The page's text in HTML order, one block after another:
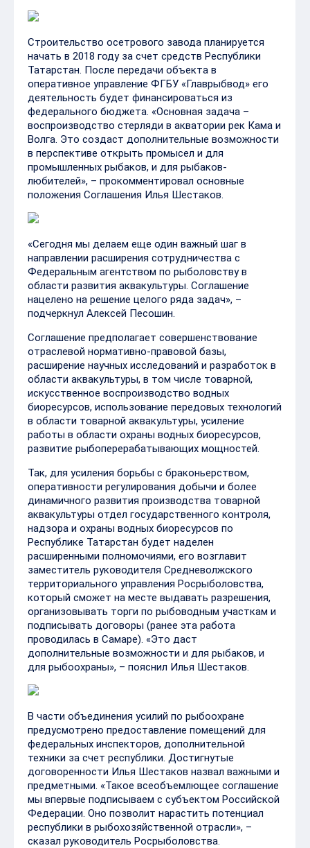
Строительство осетрового завода планируется
начать в 2018 году за счет средств Республики
Татарстан. После передачи объекта в
оперативное управление ФГБУ «Главрыбвод» его
деятельность будет финансироваться из
федерального бюджета. «Основная задача –
воспроизводство стерляди в акватории рек Кама и
Волга. Это создаст дополнительные возможности
в перспективе открыть промысел и для
промышленных рыбаков, и для рыбаков-
любителей», – прокомментировал основные
положения Соглашения Илья Шестаков.
«Сегодня мы делаем еще один важный шаг в
направлении расширения сотрудничества с
Федеральным агентством по рыболовству в
области развития аквакультуры. Соглашение
нацелено на решение целого ряда задач», –
подчеркнул Алексей Песошин.
Соглашение предполагает совершенствование
отраслевой нормативно-правовой базы,
расширение научных исследований и разработок в
области аквакультуры, в том числе товарной,
искусственное воспроизводство водных
биоресурсов, использование передовых технологий
в области товарной аквакультуры, усиление
работы в области охраны водных биоресурсов,
развитие рыбоперерабатывающих мощностей.
Так, для усиления борьбы с браконьерством,
оперативности регулирования добычи и более
динамичного развития производства товарной
аквакультуры отдел государственного контроля,
надзора и охраны водных биоресурсов по
Республике Татарстан будет наделен
расширенными полномочиями, его возглавит
заместитель руководителя Средневолжского
территориального управления Росрыболовства,
который сможет на месте выдавать разрешения,
организовывать торги по рыбоводным участкам и
подписывать договоры (ранее эта работа
проводилась в Самаре). «Это даст
дополнительные возможности и для рыбаков, и
для рыбоохраны», – пояснил Илья Шестаков.
В части объединения усилий по рыбоохране
предусмотрено предоставление помещений для
федеральных инспекторов, дополнительной
техники за счет республики. Достигнутые
договоренности Илья Шестаков назвал важными и
предметными. «Такое всеобъемлющее соглашение
мы впервые подписываем с субъектом Российской
Федерации. Оно позволит нарастить потенциал
республики в рыбохозяйственной отрасли», –
сказал руководитель Росрыболовства.